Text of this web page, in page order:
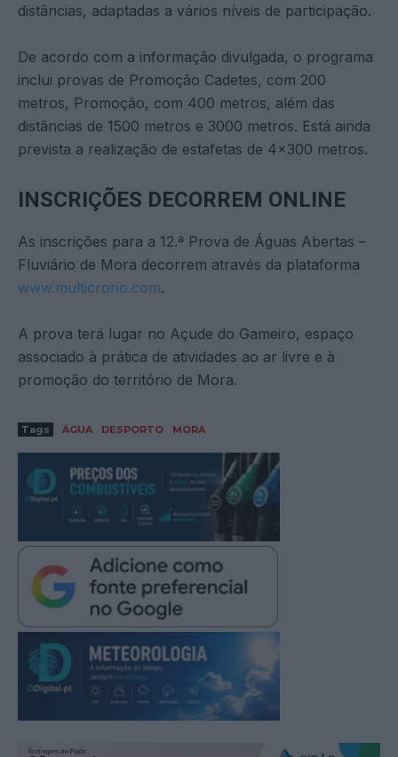
distâncias, adaptadas a vários níveis de participação.
De acordo com a informação divulgada, o programa
inclui provas de Promoção Cadetes, com 200
metros, Promoção, com 400 metros, além das
distâncias de 1500 metros e 3000 metros. Está ainda
prevista a realização de estafetas de 4×300 metros.
INSCRIÇÕES DECORREM ONLINE
As inscrições para a 12.ª Prova de Águas Abertas –
Fluviário de Mora decorrem através da plataforma
www.multicrono.com.
A prova terá lugar no Açude do Gameiro, espaço
associado à prática de atividades ao ar livre e à
promoção do território de Mora.
Tags ÁGUA DESPORTO MORA